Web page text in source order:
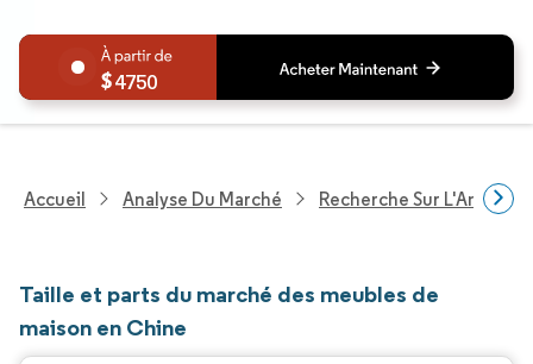
4750
Accueil Analyse Du Marché Recherche Sur
Taille et parts du marché des meubles de
maison en Chine